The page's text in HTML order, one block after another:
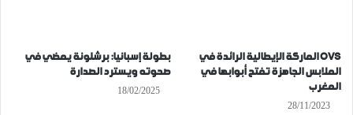
OVS الماركة الإيطالية الرائدة في
الملابس الجاهزة تفتح أبوابها في
المغرب
28/11/2023
بطولة إسبانيا: برشلونة يمضي في
صحوته ويسترد الصدارة
18/02/2025